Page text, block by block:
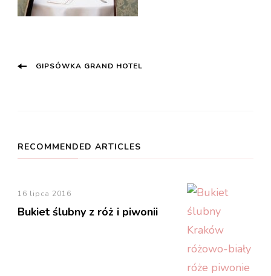
Post
GIPSÓWKA GRAND HOTEL
RECOMMENDED ARTICLES
16 lipca 2016
Bukiet ślubny z róż i piwonii